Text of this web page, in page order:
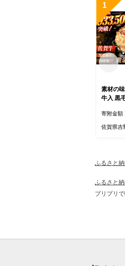
1
素材の
牛入 黒
個) がば
ぐ 弁当
寄附金額
佐賀県吉
ふるさと
ふるさと
プリプリ